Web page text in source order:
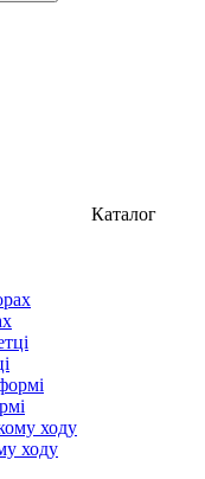
Каталог
ходу